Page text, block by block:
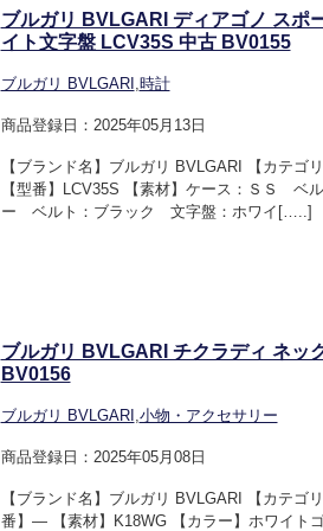
ブルガリ BVLGARI ディアゴノ スポ
イト文字盤 LCV35S 中古 BV0155
ブルガリ BVLGARI ,時計
商品登録日：2025年05月13日
【ブランド名】ブルガリ BVLGARI 【カテゴ
【型番】LCV35S 【素材】ケース：ＳＳ ベ
ー ベルト：ブラック 文字盤：ホワイ[…..]
ブルガリ BVLGARI チクラディ ネッ
BV0156
ブルガリ BVLGARI ,小物・アクセサリー
商品登録日：2025年05月08日
【ブランド名】ブルガリ BVLGARI 【カテゴ
番】― 【素材】K18WG 【カラー】ホワイト